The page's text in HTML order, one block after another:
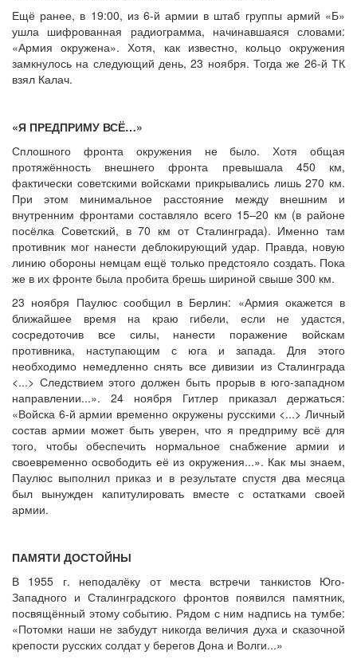
Ещё ранее, в 19:00, из 6-й армии в штаб группы армий «Б»
ушла шифрованная радиограмма, начинавшаяся словами:
«Армия окружена». Хотя, как известно, кольцо окружения
замкнулось на следующий день, 23 ноября. Тогда же 26-й ТК
взял Калач.
«Я ПРЕДПРИМУ ВСЁ…»
Сплошного фронта окружения не было. Хотя общая
протяжённость внешнего фронта превышала 450 км,
фактически советскими войсками прикрывались лишь 270 км.
При этом минимальное расстояние между внешним и
внутренним фронтами составляло всего 15–20 км (в районе
посёлка Советский, в 70 км от Сталинграда). Именно там
противник мог нанести деблокирующий удар. Правда, новую
линию обороны немцам ещё только предстояло создать. Пока
же в их фронте была пробита брешь шириной свыше 300 км.
23 ноября Паулюс сообщил в Берлин: «Армия окажется в
ближайшее время на краю гибели, если не удастся,
сосредоточив все силы, нанести поражение войскам
противника, наступающим с юга и запада. Для этого
необходимо немедленно снять все дивизии из Сталинграда
<...> Следствием этого должен быть прорыв в юго-западном
направлении...». 24 ноября Гитлер приказал держаться:
«Войска 6-й армии временно окружены русскими <...> Личный
состав армии может быть уверен, что я предприму всё для
того, чтобы обеспечить нормальное снабжение армии и
своевременно освободить её из окружения...». Как мы знаем,
Паулюс выполнил приказ и в результате спустя два месяца
был вынужден капитулировать вместе с остатками своей
армии.
ПАМЯТИ ДОСТОЙНЫ
В 1955 г. неподалёку от места встречи танкистов Юго-
Западного и Сталинградского фронтов появился памятник,
посвящённый этому событию. Рядом с ним надпись на тумбе:
«Потомки наши не забудут никогда величия духа и сказочной
крепости русских солдат у берегов Дона и Волги...»